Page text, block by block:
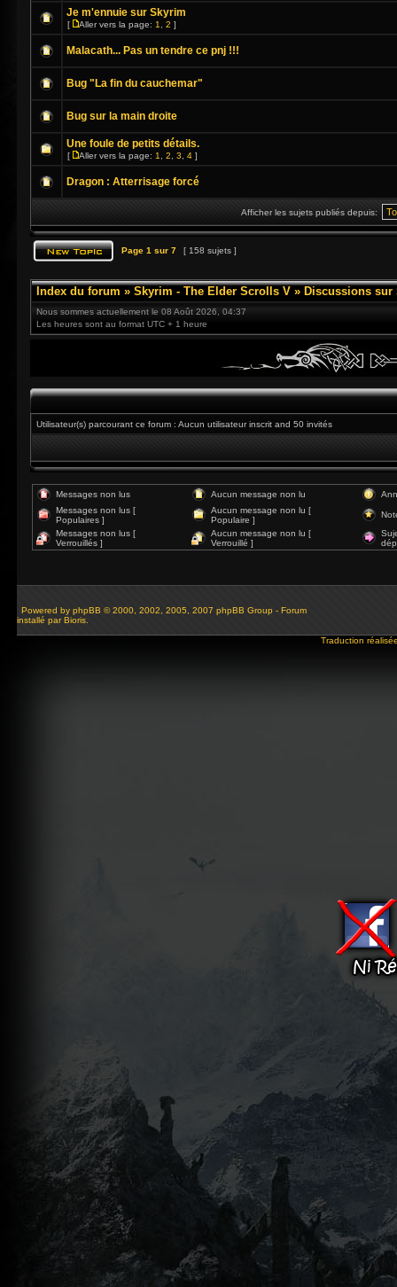
Je m'ennuie sur Skyrim
[ Aller vers la page: 1 2 ]
Malacath... Pas un tendre ce pnj !!!
Bug "La fin du cauchemar"
Bug sur la main droite
Une foule de petits détails.
[ Aller vers la page: 1 2 3 4 ]
Dragon : Atterrisage forcé
Afficher les sujets publiés depuis:
Page 1 sur 7 [ 158 sujets ]
Index du forum » Skyrim - The Elder Scrolls V » Discussions sur
Nous sommes actuellement le 08 Août 2026, 04:37
Les heures sont au format UTC + 1 heure
Utilisateur(s) parcourant ce forum : Aucun utilisateur inscrit and 50 invités
Messages non lus Aucun message non lu
Messages non lus [
Populaires ]
Aucun message non lu [
Populaire ]
Messages non lus [
Verrouillés ]
Aucun message non lu [
Verrouillé ]
Powered by phpBB © 2000, 2002, 2005, 2007 phpBB Group - Forum
installé par Bioris.
Traduction